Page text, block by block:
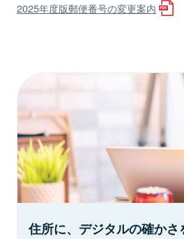
2025年度版郵便番号の変更案内
住所に、デジタルの確かさ